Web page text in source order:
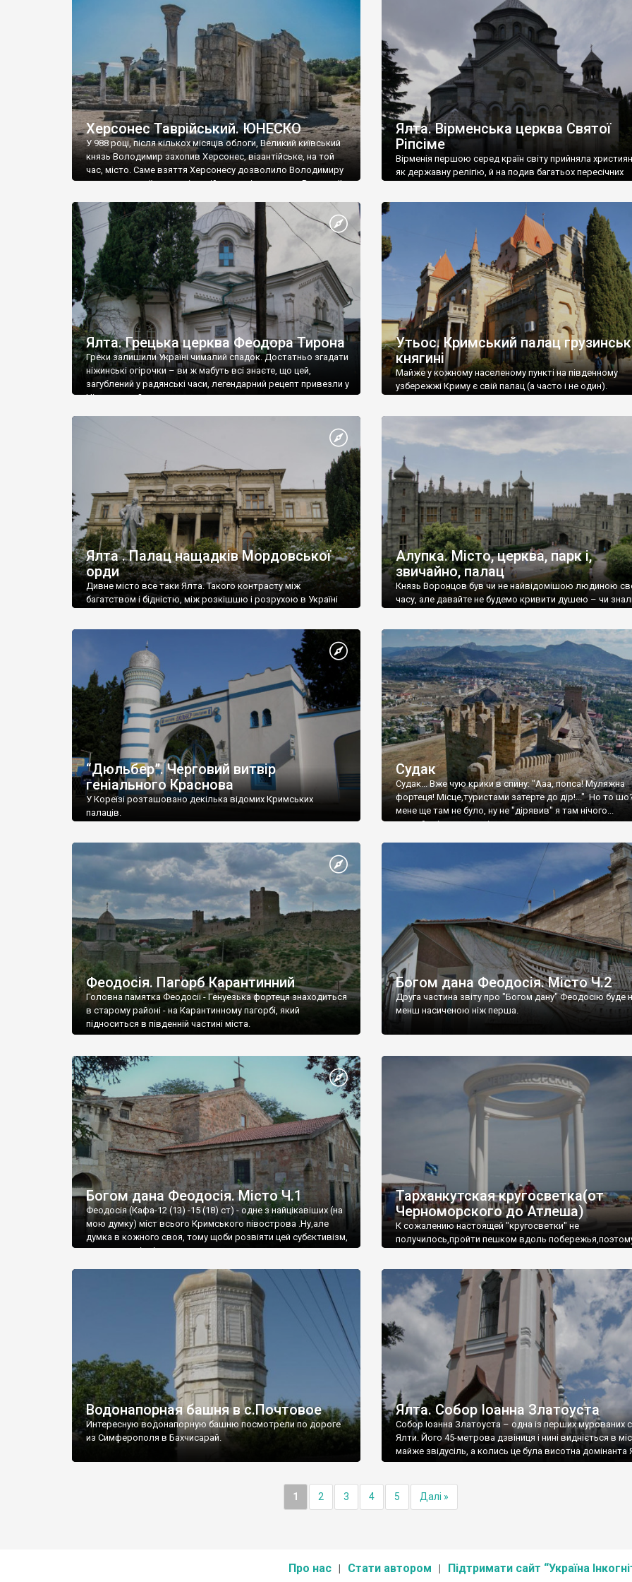
візантійської доби. Раритети викрадені з фондів об’єкту
культурної спадщини ЮНЕСКО «Херсонеса Таврійського».
Офіційно – на виставку «Золото Візантії», але експерти та
влада в Україні вважають це лише […]
називаються «повстяками» (postaki)…” “Вино. Крим
виробляє відмінне вино і його вдосталь: воно все
легке біле і дуже […]
Херсонес Таврійський. ЮНЕСКО
У 988 році, після кількох місяців облоги, Великий київський
князь Володимир захопив Херсонес, візантійське, на той
час, місто. Саме взяття Херсонесу дозволило Володимиру
диктувати свої умови візантійському імператору Василю ІІ,
Херсонесі Володимир-язичник, став Василем-
християнином. А потім було Хрещення Русі. На честь
Херсонесу Таврійського названо місто […]
Ялта. Вірменська церква Святої
Ріпсіме
Вірменія першою серед країн світу прийняла
як державну релігію, й на подив багатьох пересічних
Ялта. Грецька церква Феодора Тирона
Греки залишили Україні чималий спадок. Достатньо згадати
ніжинські огірочки – ви ж мабуть всі знаєте, що цей,
загублений у радянські часи, легендарний рецепт привезли у
Ніжин греки?
Утьос. Кримський палац
княгині
Майже у кожному населеному пункті на південному
узбережжі Криму є свій палац (а часто і не один).
Ялта . Палац нащадків Мордовської
орди
Дивне місто все таки Ялта. Такого контрасту між
багатством і бідністю, між розкішшю і розрухою в Україні
Алупка. Місто, церква, парк і,
звичайно, палац
Князь Воронцов був чи не найвідомішою людиною
часу, але давайте не будемо кривити душею – чи
“Дюльбер”. Черговий витвір
геніального Краснова
У Кореїзі розташовано декілька відомих Кримських
палаців.
Судак
Судак... Вже чую крики в спину: "Ааа, попса! Муляжна
фортеця! Місце,туристами затерте до дір!..." Но то
мене ще там не було, ну не "дірявив" я там нічого...
принаймні до цього літа.
Феодосія. Пагорб Карантинний
Головна памятка Феодосії - Генуезька фортеця знаходиться
в старому районі - на Карантинному пагорбі, який
підноситься в південній частині міста.
Богом дана Феодосія. Місто Ч.2
Друга частина звіту про "Богом дану" Феодосію буде
менш насиченою ніж перша.
Богом дана Феодосія. Місто Ч.1
Феодосія (Кафа-12 (13) -15 (18) ст) - одне з найцікавіших (на
мою думку) міст всього Кримського півострова .Ну,але
думка в кожного своя, тому щоби розвіяти цей субєктивізм,
запрошую відвідати це
Тарханкутская кругосветка(от
Черноморского до Атлеша)
К сожалению настоящей "кругосветки" не
получилось,пройти пешком вдоль
Водонапорная башня в с.Почтовое
Интересную водонапорную башню посмотрели по дороге
из Симферополя в Бахчисарай.
Ялта. Собор Іоанна Златоуста
Собор Іоанна Златоуста – одна із перших мурованих
Ялти. Його 45-метрова дзвіниця і нині видніється в
майже звідусіль, а колись це була висотна домінанта
1 2 3 4 5 Далі »
Про нас Стати автором Підтримати сайт “Україна